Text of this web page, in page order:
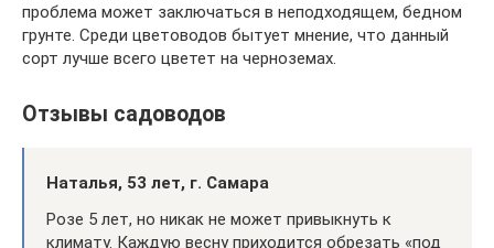
проблема может заключаться в неподходящем, бедном
грунте. Среди цветоводов бытует мнение, что данный
сорт лучше всего цветет на черноземах.
Отзывы садоводов
Наталья, 53 лет, г. Самара
Розе 5 лет, но никак не может привыкнуть к
климату. Каждую весну приходится обрезать «под